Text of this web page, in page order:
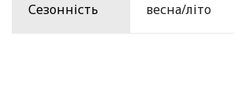
Сезонність весна/літо